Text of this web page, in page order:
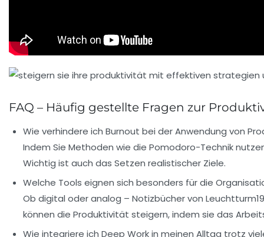
FAQ – Häufig gestellte Fragen zur
Wie verhindere ich Burnout bei der Anwendung von
Indem Sie Methoden wie die Pomodoro-Technik
Wichtig ist auch das Setzen realistischer Ziele.
Welche Tools eignen sich besonders für die
Ob digital oder analog – Notizbücher von
können die Produktivität steigern, indem sie das
Wie integriere ich Deep Work in meinen Alltag trotz